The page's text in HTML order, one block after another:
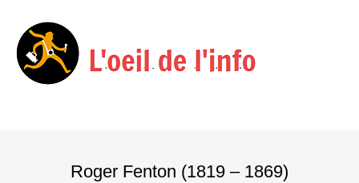
Roger Fenton (1819 – 1869)